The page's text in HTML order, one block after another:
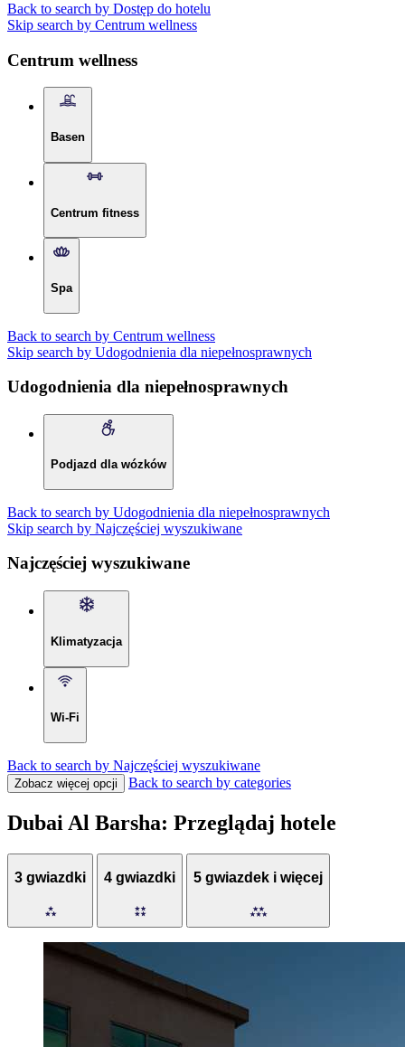
Back to search by Dostęp do hotelu
Skip search by Centrum wellness
Centrum wellness
Basen
Centrum fitness
Spa
Back to search by Centrum wellness
Skip search by Udogodnienia dla niepełnosprawnych
Udogodnienia dla niepełnosprawnych
Podjazd dla wózków
Back to search by Udogodnienia dla niepełnosprawnych
Skip search by Najczęściej wyszukiwane
Najczęściej wyszukiwane
Klimatyzacja
Wi-Fi
Back to search by Najczęściej wyszukiwane
Zobacz więcej opcji Back to search by categories
Dubai Al Barsha: Przeglądaj hotele
3 gwiazdki 4 gwiazdki 5 gwiazdek i więcej